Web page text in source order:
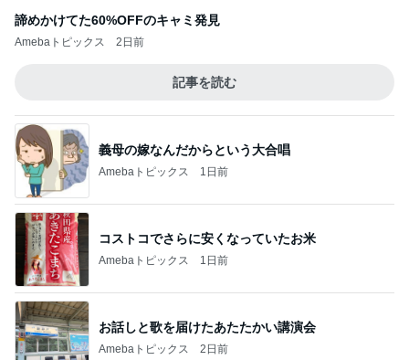
諦めかけてた60%OFFのキャミ発見
Amebaトピックス 2日前
記事を読む
義母の嫁なんだからという大合唱
Amebaトピックス 1日前
コストコでさらに安くなっていたお米
Amebaトピックス 1日前
お話しと歌を届けたあたたかい講演会
Amebaトピックス 2日前